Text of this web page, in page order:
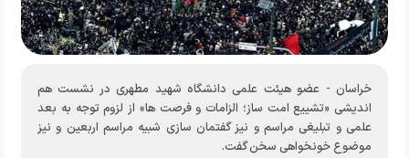
خراسان - عضو هیئت علمی دانشگاه شهید مطهری در نشست هم
اندیشی «تشییع امت ساز؛ الزامات و فرصت ها» از لزوم توجه به بعد
علمی و تبلیغی مراسم و نیز گفتمان سازی شبیه مراسم اربعین و نیز
موضوع خونخواهی سخن گفت.